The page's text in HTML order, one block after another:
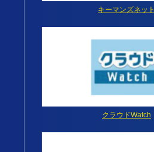
キーマンズネット
クラウドWatch